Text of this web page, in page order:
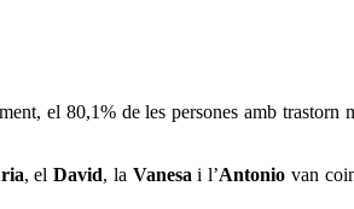
el 80,1% de les persones amb trastorn
, elDavid, la Vanesa i l’Antonio van